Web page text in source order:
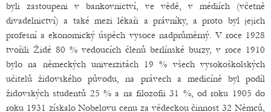
byli zastoupeni v bankovnictví, ve vědě, v médiích (včetně
divadelnictví) a také mezi lékaři a právníky, a proto byl jejich
profesní a ekonomický úspěch vysoce nadprůměrný. V roce 1928
tvořili Židé 80 % vedoucích členů berlínské burzy, v roce 1910
bylo na německých univerzitách 19 % všech vysokoškolských
učitelů židovského původu, na právech a medicíně byl podíl
židovských studentů 25 % a na filozofii 31 %, od roku 1905 do
roku 1931 získalo Nobelovu cenu za vědeckou činnost 32 Němců,